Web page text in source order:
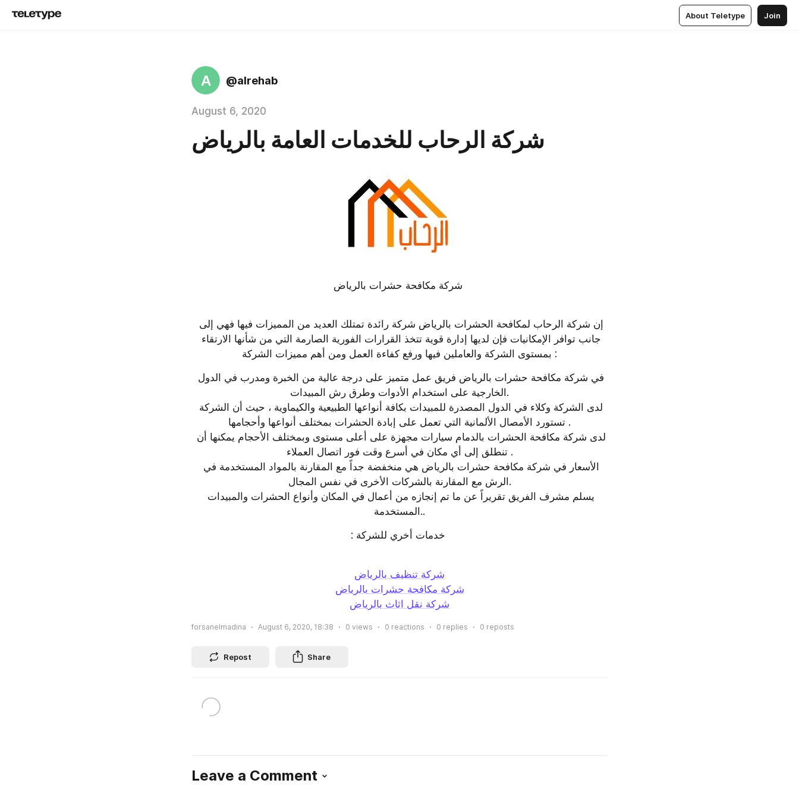
About Teletype Join
A @alrehab
August 6, 2020
شركة الرحاب للخدمات العامة بالرياض
بمستوى الشركة والعاملين فيها ورفع كفاءة العمل ومن أهم مميزات الشركة :
الخارجية على استخدام الأدوات وطرق رش المبيدات.
تستورد الأمصال الألمانية التي تعمل على إبادة الحشرات بمختلف أنواعها وأحجامها .
تنطلق إلى أي مكان في أسرع وقت فور اتصال العملاء .
الرش مع المقارنة بالشركات الأخرى في نفس المجال.
المستخدمة..
شركة تنظيف بالرياض
شركة مكافحة حشرات بالرياض
شركة نقل اثاث بالرياض
forsanelmadina August 6, 2020, 18:38 0 views 0 reactions 0 replies 0 reposts
Repost Share
Leave a Comment